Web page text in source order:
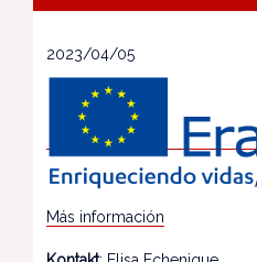
2023/04/05
Más información